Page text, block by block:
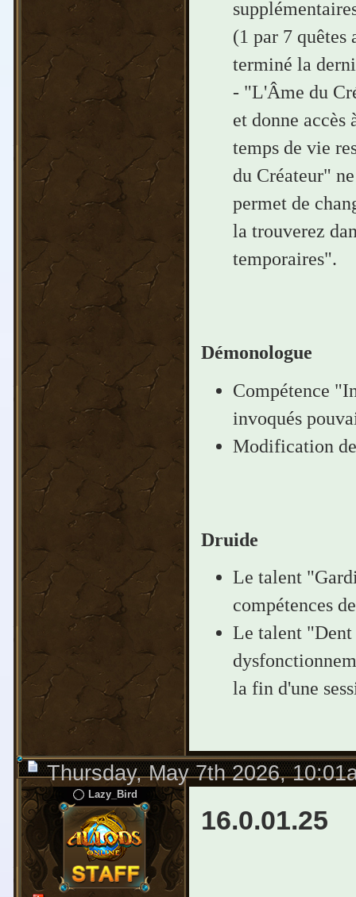
(1 par 7 quêtes
terminé la
- "L'Âme du
et donne accès
temps de vie
du Créateur"
permet de
la trouverez
temporaires".
Démonologue
Compétence
invoqués
Modification
Druide
Le talent
compétences
Le talent
la fin d'une
Thursday, May 7th 2026,
Lazy_Bird
16.0.01.25